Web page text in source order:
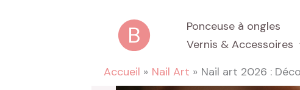
contenu
Ponceuse à ongles
Vernis & Accessoires
Accueil
Nail Art Nail art 2026 :